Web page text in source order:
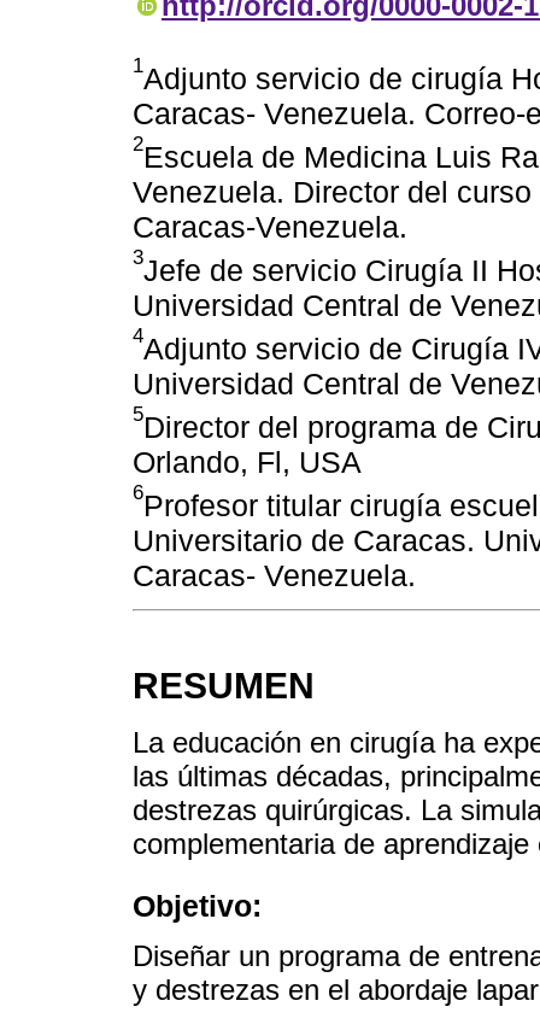
1Adjunto servicio de cirugía
Caracas- Venezuela.
2Escuela de Medicina Luis
Venezuela. Director del
Caracas-Venezuela.
3Jefe de servicio Cirugía II
Universidad Central de
4Adjunto servicio de Cirugía
Universidad Central de
5Director del programa de
Orlando, Fl, USA
6Profesor titular cirugía
Universitario de Caracas.
Caracas- Venezuela.
RESUMEN
La educación en cirugía ha
las últimas décadas,
destrezas quirúrgicas. La
complementaria de
Objetivo:
Diseñar un programa de
y destrezas en el abordaje